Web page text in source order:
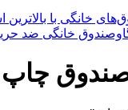
خانگی با بالاترین
چاپ